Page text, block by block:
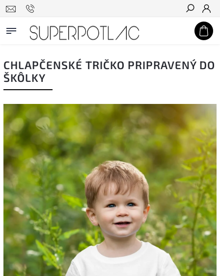
Hľadať
CHLAPČENSKÉ TRIČKO PRIPRAVENÝ DO
ŠKÔLKY